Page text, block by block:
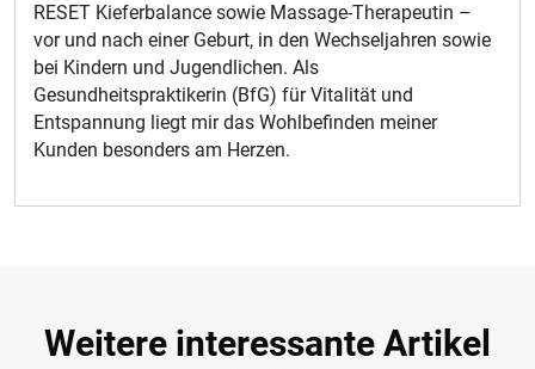
RESET Kieferbalance sowie Massage-Therapeutin –
vor und nach einer Geburt, in den Wechseljahren sowie
bei Kindern und Jugendlichen. Als
Gesundheitspraktikerin (BfG) für Vitalität und
Entspannung liegt mir das Wohlbefinden meiner
Kunden besonders am Herzen.
Weitere interessante Artikel